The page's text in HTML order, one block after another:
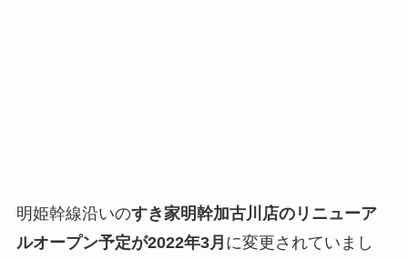
明姫幹線沿いのすき家明幹加古川店のリニューア
ルオープン予定が2022年3月 に変更されていまし